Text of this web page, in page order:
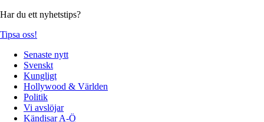
Har du ett nyhetstips?
Tipsa oss!
Senaste nytt
Svenskt
Kungligt
Hollywood & Världen
Politik
Vi avslöjar
Kändisar A-Ö